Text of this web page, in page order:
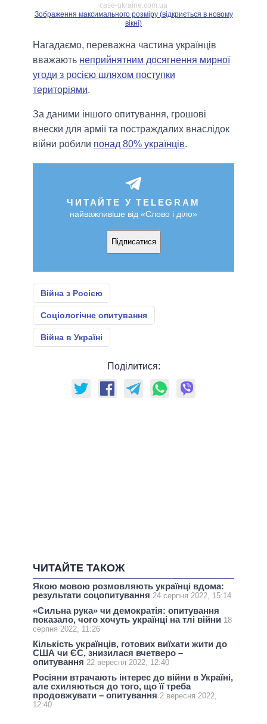
case-ukraine.com.ua
Зображення максимального розміру (відкриється в новому
вікні)
Нагадаємо, переважна частина українців
вважають неприйнятним досягнення мирної
угоди з росією шляхом поступки
територіями.
За даними іншого опитування, грошові
внески для армії та постраждалих внаслідок
війни робили понад 80% українців.
ЧИТАЙТЕ У TELEGRAM
найважливіше від «Слово і діло»
Підписатися
Війна з Росією
Соціологічне опитування
Війна в Україні
Поділитися:
ЧИТАЙТЕ ТАКОЖ
Якою мовою розмовляють українці вдома:
результати соцопитування 24 серпня 2022, 15:14
«Сильна рука» чи демократія: опитування
показало, чого хочуть українці на тлі війни 18
серпня 2022, 11:26
Кількість українців, готових виїхати жити до
США чи ЄС, знизилася вчетверо –
опитування 22 вересня 2022, 12:40
Росіяни втрачають інтерес до війни в Україні,
але схиляються до того, що її треба
продовжувати – опитування 2 вересня 2022,
12:40